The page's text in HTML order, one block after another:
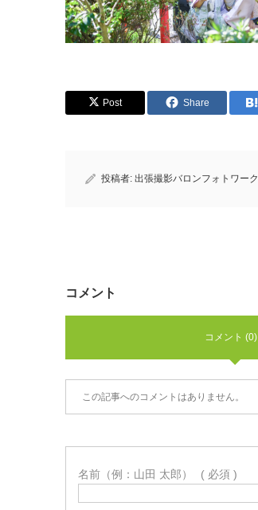
Post Share
投稿者: 出張撮影バロンフォトワーク
コメント
コメント (0)
この記事へのコメントはありません。
名前（例：山田 太郎） ( 必須 )